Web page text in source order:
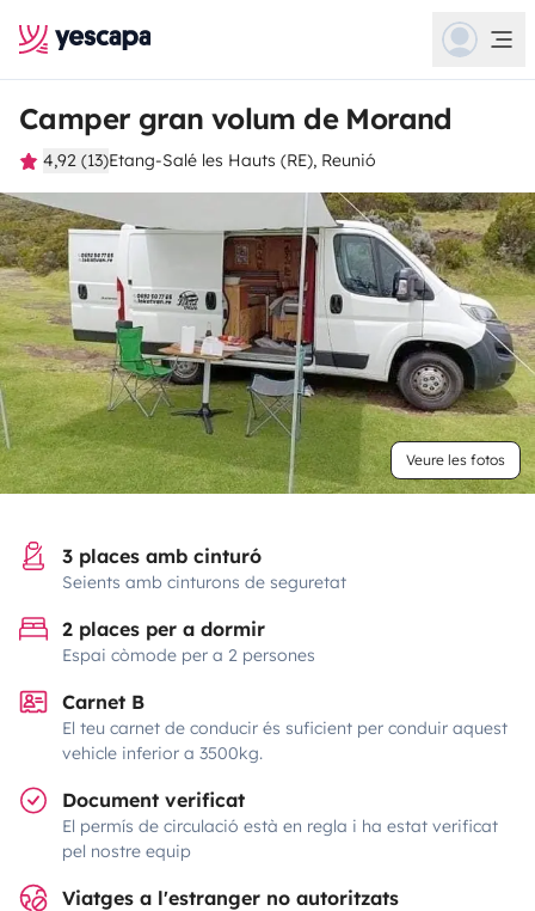
Camper gran volum de Morand
4,92 (13)Etang-Salé les Hauts (RE), Reunió
Veure les fotos
3 places amb cinturó
Seients amb cinturons de seguretat
2 places per a dormir
Espai còmode per a 2 persones
Carnet B
El teu carnet de conducir és suficient per conduir aquest
vehicle inferior a 3500kg.
Document verificat
El permís de circulació està en regla i ha estat verificat
pel nostre equip
Viatges a l'estranger no autoritzats